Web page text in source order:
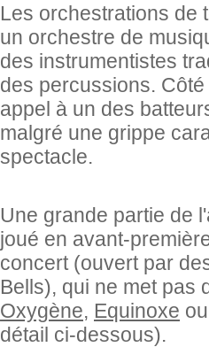
Les orchestrations de
un orchestre de
des instrumentistes
des percussions.
appel à un des
malgré une grippe
spectacle.
Une grande partie de
joué en avant-
concert (ouvert par
Bells), qui ne met pas
Oxygène, Equinoxe
détail ci-dessous).